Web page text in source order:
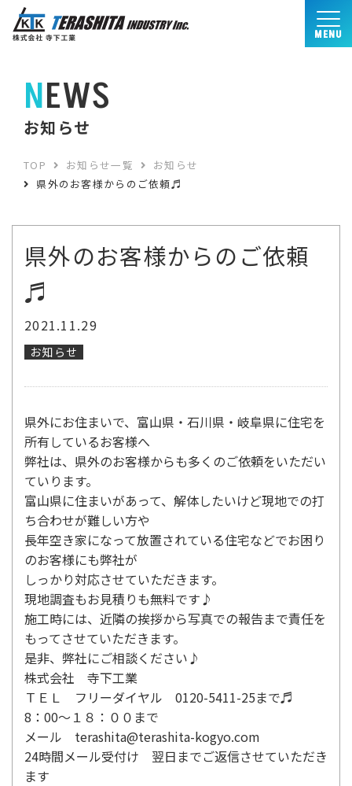
MENU
NEWS
お知らせ
TOP お知らせ一覧
お知らせ
県外のお客様からのご依頼♬
県外のお客様からのご依頼
♬
2021.11.29
お知らせ
県外にお住まいで、富山県・石川県・岐阜県に住宅を
所有しているお客様へ
弊社は、県外のお客様からも多くのご依頼をいただい
ていります。
富山県に住まいがあって、解体したいけど現地での打
ち合わせが難しい方や
長年空き家になって放置されている住宅などでお困り
のお客様にも弊社が
しっかり対応させていただきます。
現地調査もお見積りも無料です♪
施工時には、近隣の挨拶から写真での報告まで責任を
もってさせていただきます。
是非、弊社にご相談ください♪
株式会社 寺下工業
ＴＥＬ フリーダイヤル 0120-5411-25まで♬
8：00～１８：００まで
メール terashita@terashita-kogyo.com
24時間メール受付け 翌日までご返信させていただき
ます